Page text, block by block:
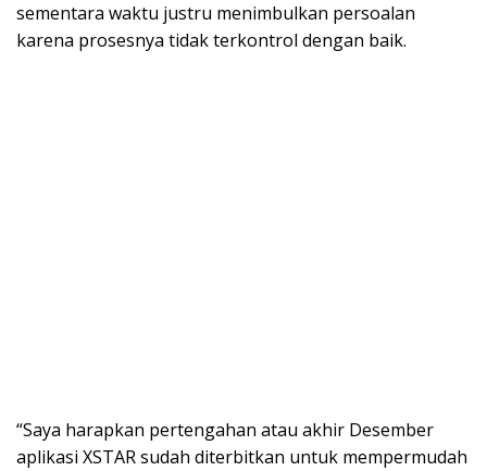
sementara waktu justru menimbulkan persoalan
karena prosesnya tidak terkontrol dengan baik.
“Saya harapkan pertengahan atau akhir Desember
aplikasi XSTAR sudah diterbitkan untuk mempermudah